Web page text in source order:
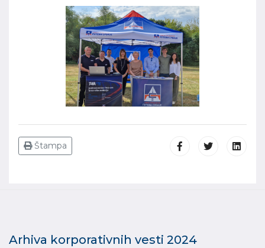
Štampa
Arhiva korporativnih vesti 2024